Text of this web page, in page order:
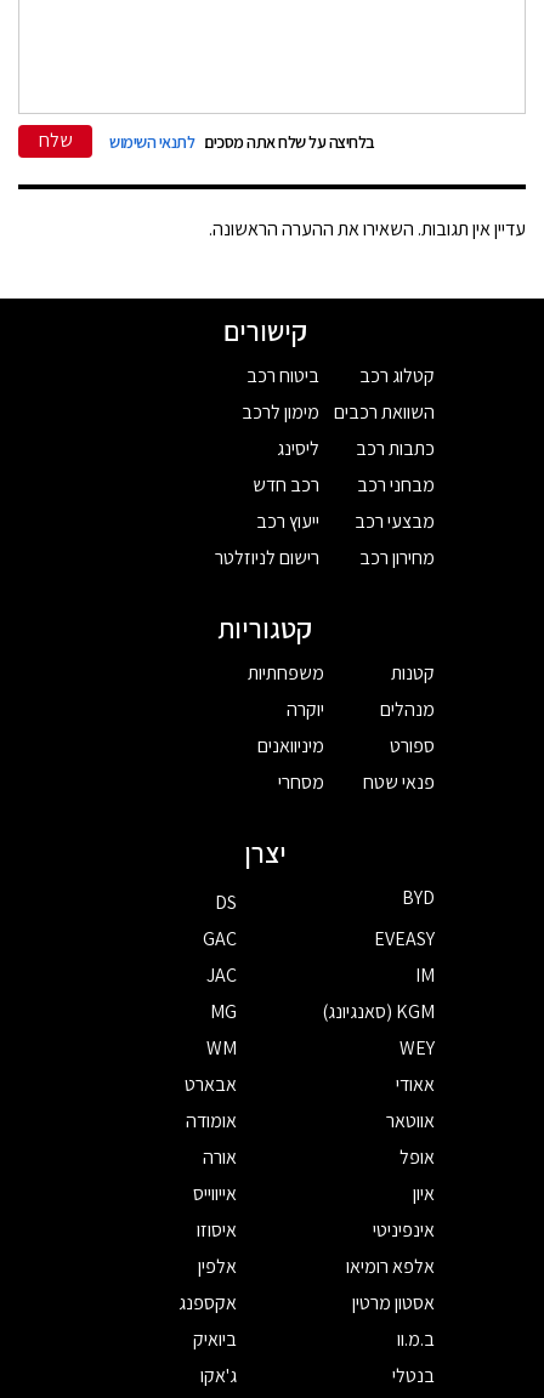
בלחיצה על שלח אתה מסכים לתנאי השימוש שלח
עדיין אין תגובות. השאירו את ההערה הראשונה.
קישורים
קטלוג רכב
השוואת רכבים
כתבות רכב
מבחני רכב
מבצעי רכב
מחירון רכב
ביטוח רכב
מימון לרכב
ליסינג
רכב חדש
ייעוץ רכב
רישום לניוזלטר
קטגוריות
קטנות
מנהלים
ספורט
פנאי שטח
משפחתיות
יוקרה
מיניוואנים
מסחרי
יצרן
BYD
DS
EVEASY
GAC
IM
JAC
KGM (סאנגיונג)
MG
WEY
WM
אאודי
אבארט
אווטאר
אומודה
אופל
אורה
איון
אייווייס
אינפיניטי
איסוזו
אלפא רומיאו
אלפין
אסטון מרטין
אקספנג
ב.מ.וו
ביואיק
בנטלי
ג'אקו